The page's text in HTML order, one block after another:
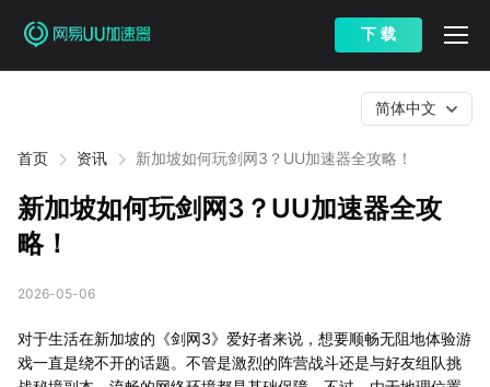
下 载
首页 资讯 新加坡如何玩剑网3？UU加速器全攻略！
简体中文
新加坡如何玩剑网3？UU加速器全攻
略！
2026-05-06
对于生活在新加坡的《剑网3》爱好者来说，想要顺畅无阻地体验游
戏一直是绕不开的话题。不管是激烈的阵营战斗还是与好友组队挑